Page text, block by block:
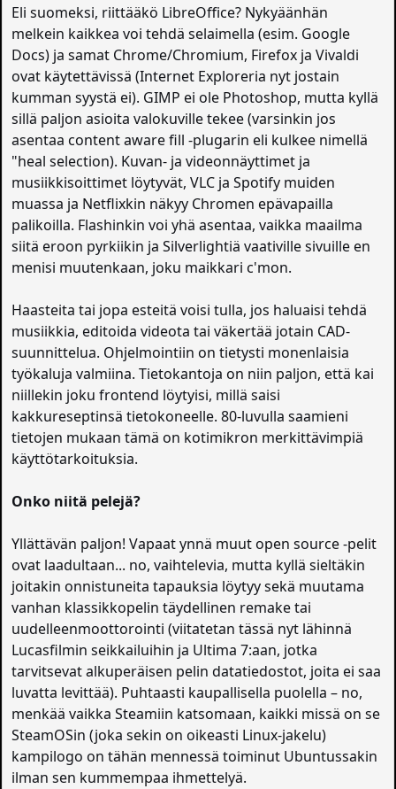
Eli suomeksi, riittääkö LibreOffice? Nykyäänhän
melkein kaikkea voi tehdä selaimella (esim. Google
Docs) ja samat Chrome/Chromium, Firefox ja Vivaldi
ovat käytettävissä (Internet Exploreria nyt jostain
kumman syystä ei). GIMP ei ole Photoshop, mutta kyllä
sillä paljon asioita valokuville tekee (varsinkin jos
asentaa content aware fill -plugarin eli kulkee nimellä
"heal selection). Kuvan- ja videonnäyttimet ja
musiikkisoittimet löytyvät, VLC ja Spotify muiden
muassa ja Netflixkin näkyy Chromen epävapailla
palikoilla. Flashinkin voi yhä asentaa, vaikka maailma
siitä eroon pyrkiikin ja Silverlightiä vaativille sivuille en
menisi muutenkaan, joku maikkari c'mon.
Haasteita tai jopa esteitä voisi tulla, jos haluaisi tehdä
musiikkia, editoida videota tai väkertää jotain CAD-
suunnittelua. Ohjelmointiin on tietysti monenlaisia
työkaluja valmiina. Tietokantoja on niin paljon, että kai
niillekin joku frontend löytyisi, millä saisi
kakkureseptinsä tietokoneelle. 80-luvulla saamieni
tietojen mukaan tämä on kotimikron merkittävimpiä
käyttötarkoituksia.
Onko niitä pelejä?
Yllättävän paljon! Vapaat ynnä muut open source -pelit
ovat laadultaan... no, vaihtelevia, mutta kyllä sieltäkin
joitakin onnistuneita tapauksia löytyy sekä muutama
vanhan klassikkopelin täydellinen remake tai
uudelleenmoottorointi (viitatetan tässä nyt lähinnä
Lucasfilmin seikkailuihin ja Ultima 7:aan, jotka
tarvitsevat alkuperäisen pelin datatiedostot, joita ei saa
luvatta levittää). Puhtaasti kaupallisella puolella – no,
menkää vaikka Steamiin katsomaan, kaikki missä on se
SteamOSin (joka sekin on oikeasti Linux-jakelu)
kampilogo on tähän mennessä toiminut Ubuntussakin
ilman sen kummempaa ihmettelyä.